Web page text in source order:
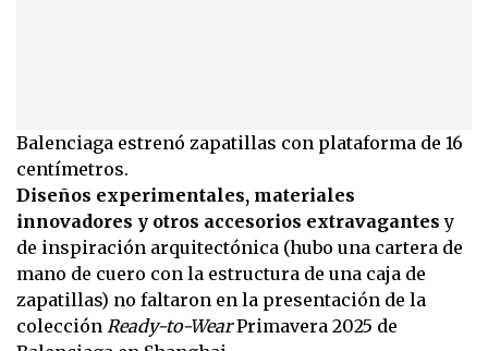
Balenciaga estrenó zapatillas con plataforma de 16
centímetros.
Diseños experimentales, materiales
innovadores y otros accesorios extravagantesy
de inspiración arquitectónica (hubo una cartera de
mano de cuero con la estructura de una caja de
zapatillas) no faltaron en la presentación de la
colección Ready-to-WearPrimavera 2025 de